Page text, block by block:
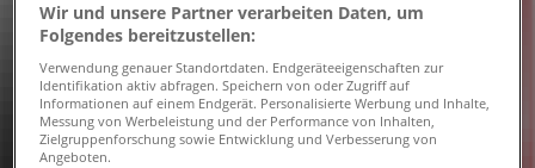
Möbel Märki
Ey 23, Ittigen
Jetzt geöffnet
Wir und unsere Partner verarbeiten Daten, um
Folgendes bereitzustellen:
Verwendung genauer Standortdaten. Endgeräteeigenschaften zur
Identifikation aktiv abfragen. Speichern von oder Zugriff auf
Informationen auf einem Endgerät. Personalisierte Werbung und Inhalte,
Messung von Werbeleistung und der Performance von Inhalten,
Zielgruppenforschung sowie Entwicklung und Verbesserung von
Angeboten.